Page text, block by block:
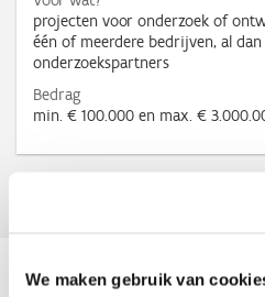
We maken gebruik van
projecten voor onderzoek of
één of meerdere bedrijven, al
onderzoekspartners
Bedrag
min. € 100.000 en max. €
Nieuws